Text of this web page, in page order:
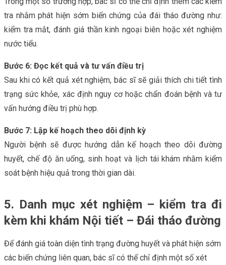
tra nhằm phát hiện sớm biến chứng của đái tháo đường như:
kiểm tra mắt, đánh giá thần kinh ngoại biên hoặc xét nghiệm
nước tiểu.
Bước 6: Đọc kết quả và tư vấn điều trị
Sau khi có kết quả xét nghiệm, bác sĩ sẽ giải thích chi tiết tình
trạng sức khỏe, xác định nguy cơ hoặc chẩn đoán bệnh và tư
vấn hướng điều trị phù hợp.
Bước 7: Lập kế hoạch theo dõi định kỳ
Người bệnh sẽ được hướng dẫn kế hoạch theo dõi đường
huyết, chế độ ăn uống, sinh hoạt và lịch tái khám nhằm kiểm
soát bệnh hiệu quả trong thời gian dài.
5. Danh mục xét nghiệm – kiểm tra đi
kèm khi khám Nội tiết – Đái tháo đường
Để đánh giá toàn diện tình trạng đường huyết và phát hiện sớm
các biến chứng liên quan, bác sĩ có thể chỉ định một số xét